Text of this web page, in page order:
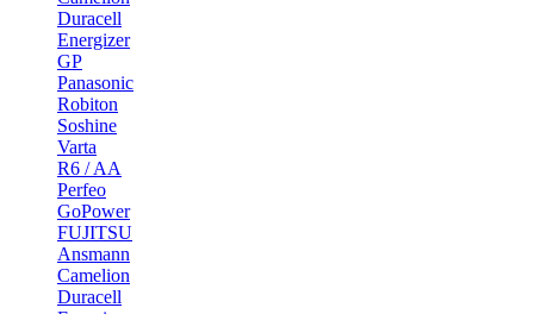
Duracell
Energizer
GP
Panasonic
Robiton
Soshine
Varta
R6 / AA
Perfeo
GoPower
FUJITSU
Ansmann
Camelion
Duracell